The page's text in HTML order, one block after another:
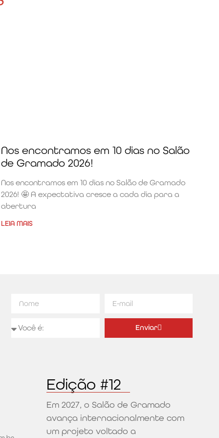
Nos encontramos em 10 dias no Salão
de Gramado 2026!
Nos encontramos em 10 dias no Salão de Gramado
2026! 🤩 A expectativa cresce a cada dia para a
abertura
LEIA MAIS
Enviar
Edição #12
Em 2027, o Salão de Gramado
avança internacionalmente com
um projeto voltado a